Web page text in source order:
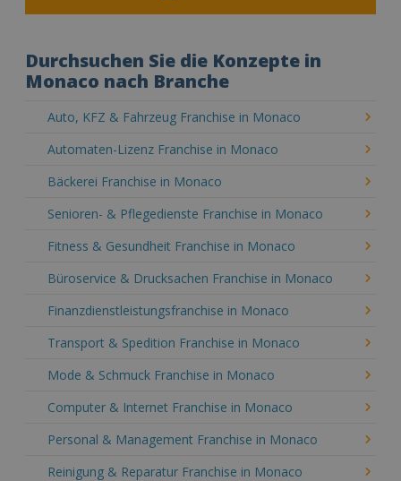
Durchsuchen Sie die Konzepte in
Monaco nach Branche
Auto, KFZ & Fahrzeug Franchise in Monaco
Automaten-Lizenz Franchise in Monaco
Bäckerei Franchise in Monaco
Senioren- & Pflegedienste Franchise in Monaco
Fitness & Gesundheit Franchise in Monaco
Büroservice & Drucksachen Franchise in Monaco
Finanzdienstleistungsfranchise in Monaco
Transport & Spedition Franchise in Monaco
Mode & Schmuck Franchise in Monaco
Computer & Internet Franchise in Monaco
Personal & Management Franchise in Monaco
Reinigung & Reparatur Franchise in Monaco